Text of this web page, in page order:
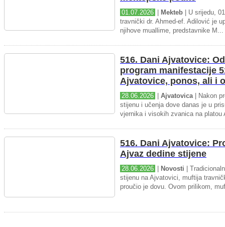
01.07.2026 Mekteb | U srijedu,
travnički dr. Ahmed-ef. Adilović je
njihove muallime, predstavnike M...
516. Dani Ajvatovice:
program manifestacije
Ajvatovice, ponos, ali i
28.06.2026 Ajvatovica| Nakon
stijenu i učenja dove danas je u
vjernika i visokih zvanica na platou
516. Dani Ajvatovice:
Ajvaz dedine stijene
28.06.2026 Novosti |
stijenu na Ajvatovici, muftija
proučio je dovu. Ovom prilikom,